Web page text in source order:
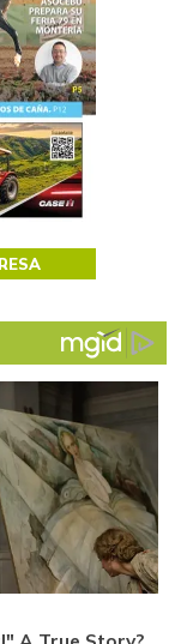
10.000 LR
por sectores
general y
en ventas